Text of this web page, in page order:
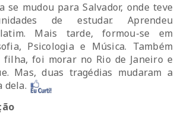
se mudou para Salvador, onde teve
de estudar. Aprendeu
Mais tarde, formou-se em
Psicologia e Música. Também
filha, foi morar no Rio de Janeiro e
Mas, duas tragédias mudaram a
dela.